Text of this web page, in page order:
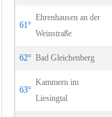
61°
Ehrenhausen an der
Weinstraße
62° Bad Gleichenberg
63°
Kammern im
Liesingtal